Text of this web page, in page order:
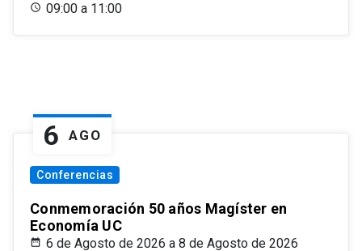
09:00 a 11:00
6 AGO
Conferencias
Conmemoración 50 años Magíster en
Economía UC
6 de Agosto de 2026 a 8 de Agosto de 2026